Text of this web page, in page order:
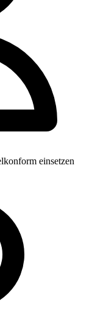
einsetzen